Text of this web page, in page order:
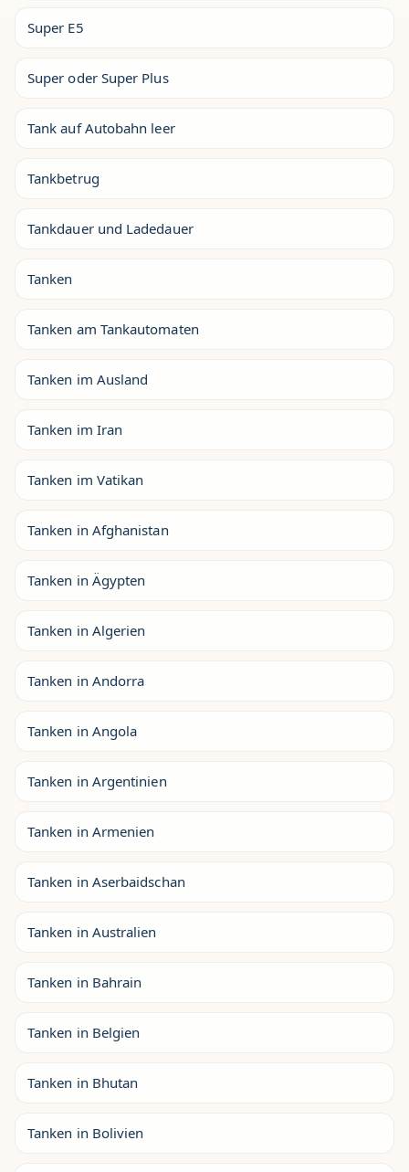
Super E5
Super oder Super Plus
Tank auf Autobahn leer
Tankbetrug
Tankdauer und Ladedauer
Tanken
Tanken am Tankautomaten
Tanken im Ausland
Tanken im Iran
Tanken im Vatikan
Tanken in Afghanistan
Tanken in Ägypten
Tanken in Algerien
Tanken in Andorra
Tanken in Angola
Tanken in Argentinien
Tanken in Armenien
Tanken in Aserbaidschan
Tanken in Australien
Tanken in Bahrain
Tanken in Belgien
Tanken in Bhutan
Tanken in Bolivien